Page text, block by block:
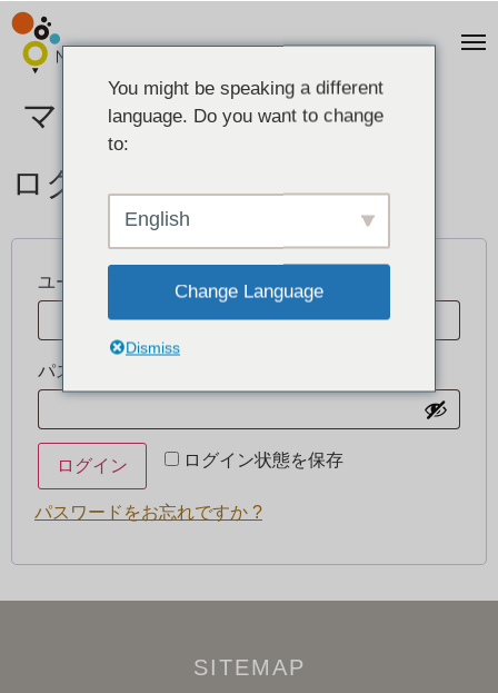
マイアカウント
ログイン
ユーザー名またはメールアドレス
パスワード
ログイン状態を保存
ログイン
パスワードをお忘れですか ?
SITEMAP
You might be speaking a different
language. Do you want to change
to:
English
Change Language
Dismiss